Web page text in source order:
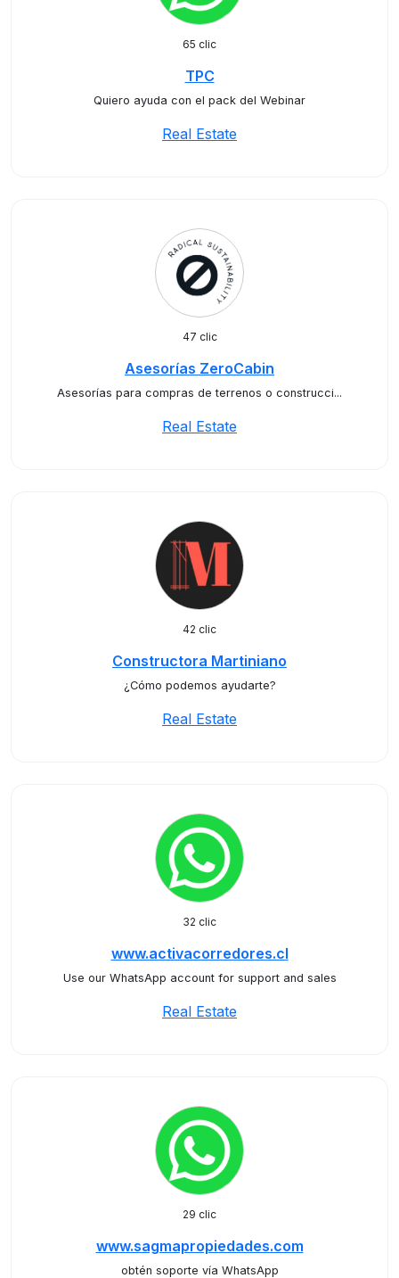
65 clic
TPC
Quiero ayuda con el pack del Webinar
Real Estate
47 clic
Asesorías ZeroCabin
Asesorías para compras de terrenos o construcci...
Real Estate
42 clic
Constructora Martiniano
¿Cómo podemos ayudarte?
Real Estate
32 clic
www.activacorredores.cl
Use our WhatsApp account for support and sales
Real Estate
29 clic
www.sagmapropiedades.com
obtén soporte vía WhatsApp